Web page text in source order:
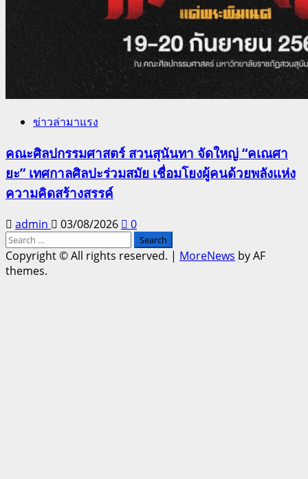
ข่าวล่ามาแรง
คณะศิลปกรรมศาสตร์ สวนสุนันทา จัดใหญ่ “คเณศา
ยะ” เทศกาลศิลปะร่วมสมัย เชื่อมโยงผู้คนด้วยพลังแห่ง
ความคิดสร้างสรรค์
admin 03/08/2026
0
Search
for:
Copyright © All rights reserved. | MoreNews by AF
themes.